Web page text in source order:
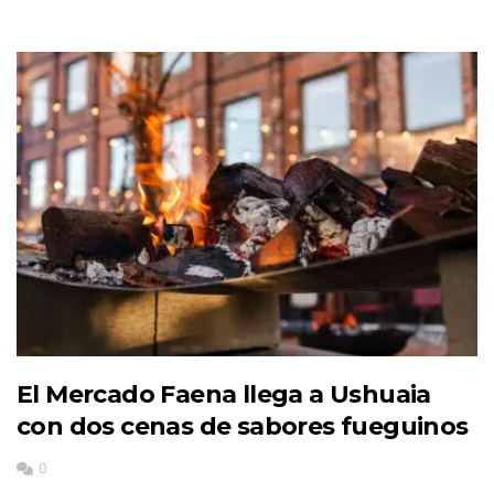
El Mercado Faena llega a Ushuaia
con dos cenas de sabores fueguinos
0